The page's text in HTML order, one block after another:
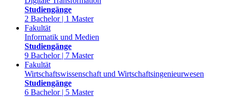
Studiengänge
2 Bachelor | 1 Master
Fakultät
Informatik und Medien
Studiengänge
9 Bachelor | 7 Master
Fakultät
Wirtschaftswissenschaft und Wirtschaftsingenieurwesen
Studiengänge
6 Bachelor | 5 Master